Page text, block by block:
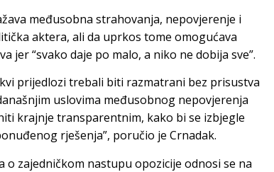
međusobna strahovanja, nepovjerenje i
aktera, ali da uprkos tome omogućava
jer “svako daje po malo, a niko ne dobija sve”.
prijedlozi trebali biti razmatrani bez prisustva
uslovima međusobnog nepovjerenja
krajnje transparentnim, kako bi se izbjegle
rješenja”, poručio je Crnadak.
o zajedničkom nastupu opozicije odnosi se na